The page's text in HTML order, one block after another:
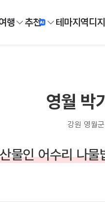
행 추천 테마지역디
영월 박
강원 영월군
물인 어수리 나